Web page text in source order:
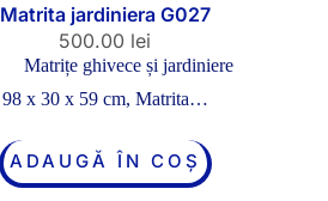
Matrita jardiniera G027
500.00 lei
Matrițe ghivece și jardiniere
98 x 30 x 59 cm, Matrita…
ADAUGĂ ÎN COȘ